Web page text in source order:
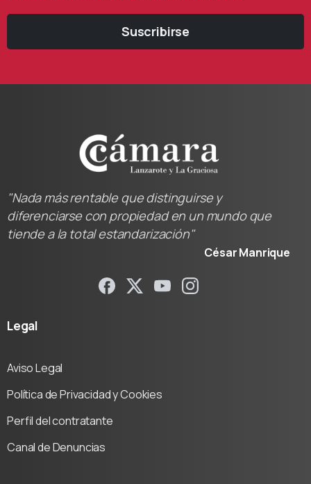
Suscribirse
"Nada más rentable que distinguirse y
diferenciarse con propiedad en un mundo que
tiende a la total estandarización"
César Manrique
Legal
Aviso Legal
Política de Privacidad y Cookies
Perfil del contratante
Canal de Denuncias